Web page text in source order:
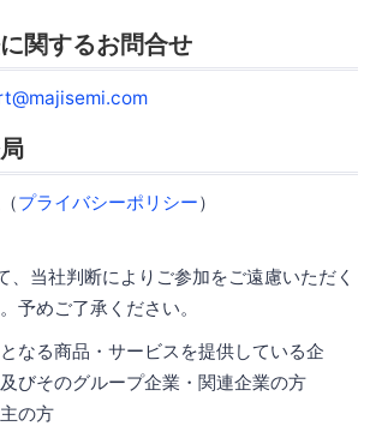
関するお問合せ
プライバシーポリシー）
、当社判断によりご参加をご遠慮いただく
予めご了承ください。
なる商品・サービスを提供している企
びそのグループ企業・関連企業の方
の方